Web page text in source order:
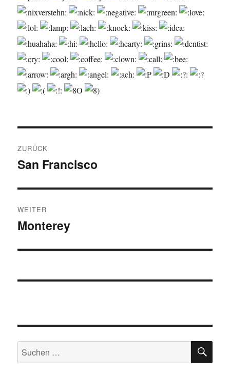
ZURÜCK
Vorheriger
San Francisco
WEITER
Nächster
Monterey
Suchen
nach: